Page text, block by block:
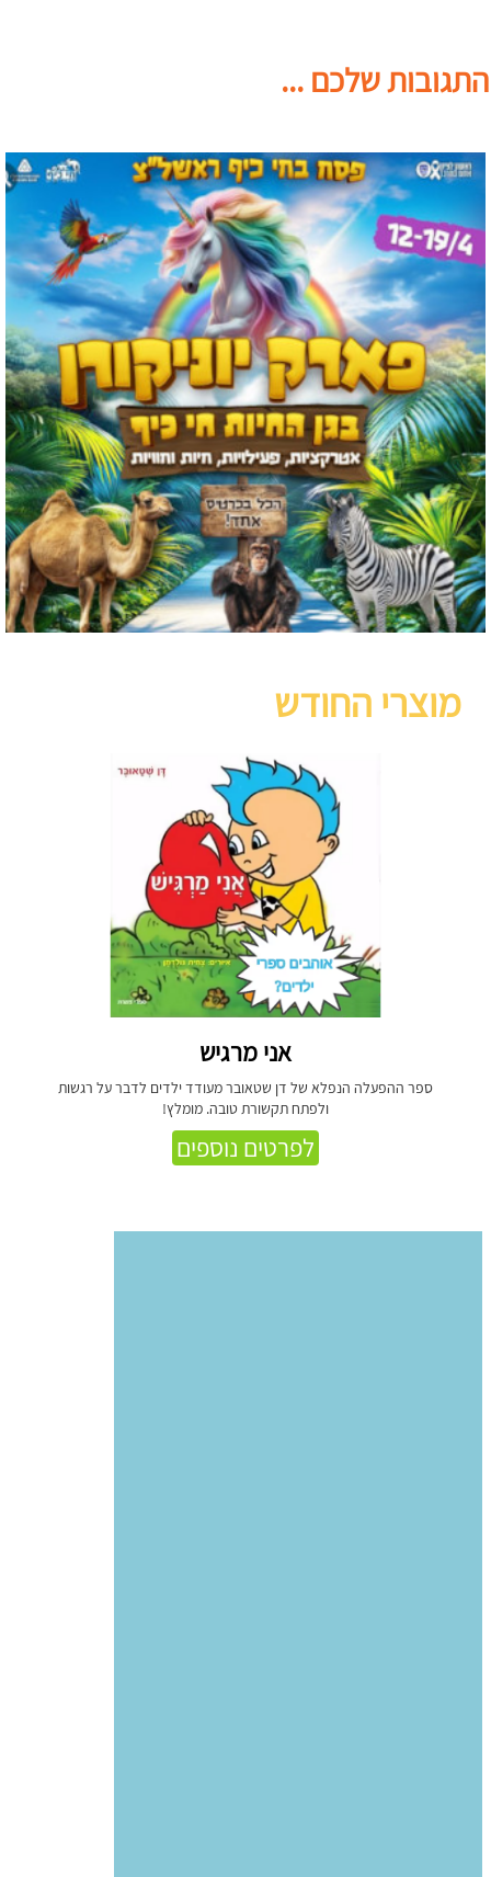
התגובות שלכם ...
מוצרי החודש
אני מרגיש
ספר ההפעלה הנפלא של דן שטאובר מעודד ילדים לדבר על רגשות
ולפתח תקשורת טובה. מומלץ!
לפרטים נוספים